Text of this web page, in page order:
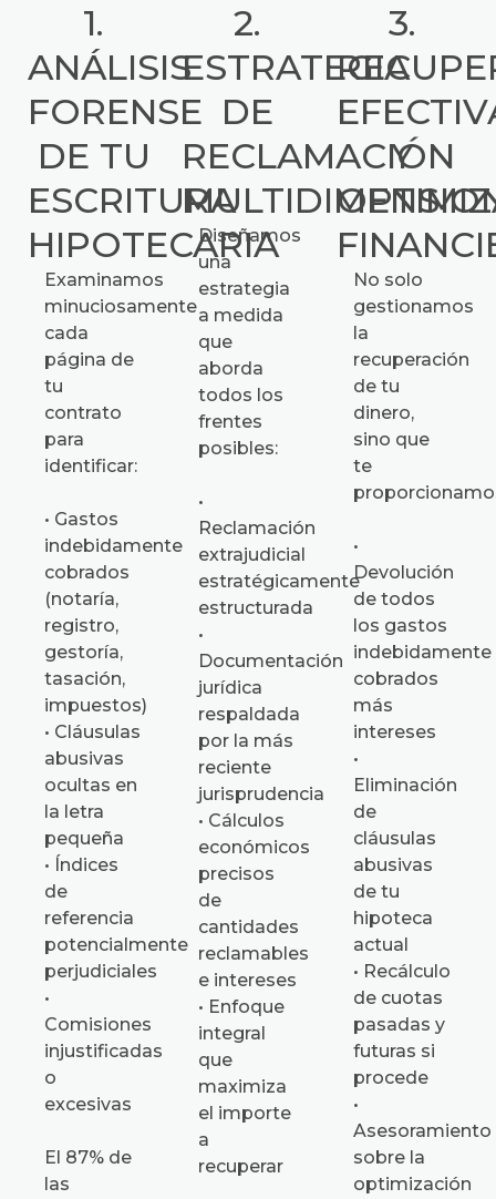
1.
ANÁLISIS
FORENSE
DE TU
ESCRITURA
HIPOTECARIA
Examinamos
minuciosamente
cada
página de
tu
contrato
para
identificar:
• Gastos
indebidamente
cobrados
(notaría,
registro,
gestoría,
tasación,
impuestos)
• Cláusulas
abusivas
ocultas en
la letra
pequeña
• Índices
de
referencia
potencialmente
perjudiciales
•
Comisiones
injustificadas
o
excesivas
El 87% de
las
2.
ESTRATEGIA
DE
RECLAMACIÓN
Diseñamos
una
estrategia
a medida
que
aborda
todos los
frentes
posibles:
•
Reclamación
extrajudicial
estratégicamente
estructurada
•
Documentación
jurídica
respaldada
por la más
reciente
jurisprudencia
• Cálculos
económicos
precisos
de
cantidades
reclamables
e intereses
• Enfoque
integral
que
maximiza
el importe
a
recuperar
3.
Y
No solo
gestionamos
la
recuperación
de tu
dinero,
sino que
te
•
Devolución
de todos
los gastos
indebidamente
cobrados
más
intereses
•
Eliminación
de
cláusulas
abusivas
de tu
hipoteca
actual
• Recálculo
de cuotas
pasadas y
futuras si
procede
•
Asesoramiento
sobre la
optimización